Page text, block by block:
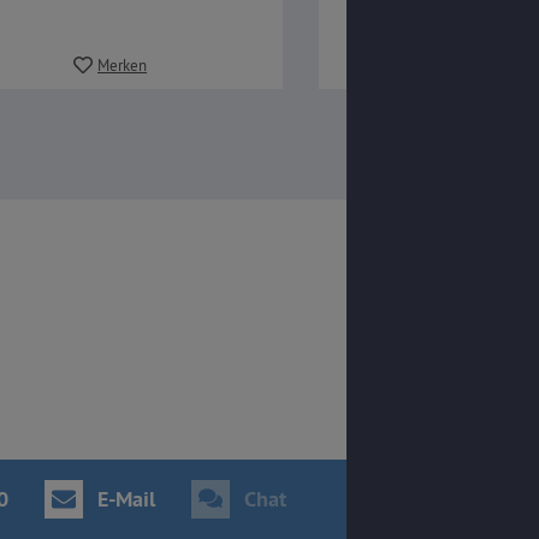
Merken
E-Mail Chat